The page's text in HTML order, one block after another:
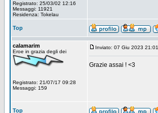
Registrato: 25/03/02 12:16
Messaggi: 11921
Residenza: Tokelau
Top
calamarim
Eroe in grazia degli dei
Registrato: 21/07/17 09:28
Messaggi: 159
Inviato: 07 Giu 2023 21:01
Grazie assai ! <3
Top